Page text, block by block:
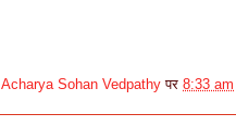
Acharya Sohan Vedpathy पर 8:33 am